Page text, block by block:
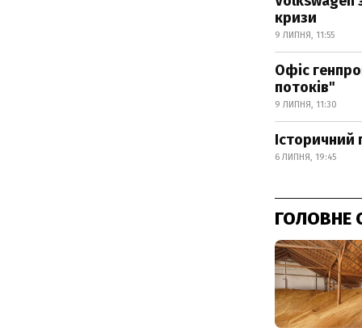
кризи
9 ЛИПНЯ, 11:55
Офіс
потоків"
9 ЛИПНЯ, 11:30
Історичний
6 ЛИПНЯ, 19:45
ГОЛОВНЕ